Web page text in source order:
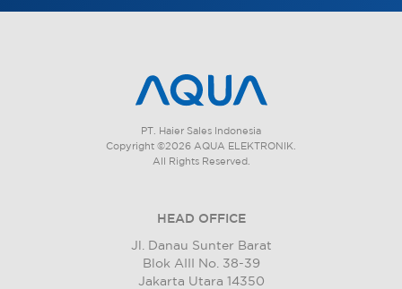
PT. Haier Sales Indonesia
Copyright ©2026 AQUA ELEKTRONIK.
All Rights Reserved.
HEAD OFFICE
Jl. Danau Sunter Barat
Blok AIII No. 38-39
Jakarta Utara 14350